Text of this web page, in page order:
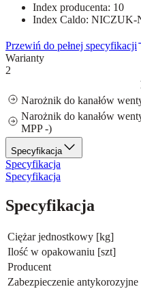
Index producenta: 10
Index Caldo: NICZUK-
Przewiń do pełnej specyfikacji
Warianty
2
Narożnik do kanałów
Narożnik do kanałów
MPP -)
Specyfikacja
Specyfikacja
Specyfikacja
Specyfikacja
Ciężar jednostkowy [kg]
Ilość w opakowaniu [szt]
Producent
Zabezpieczenie antykorozyjne